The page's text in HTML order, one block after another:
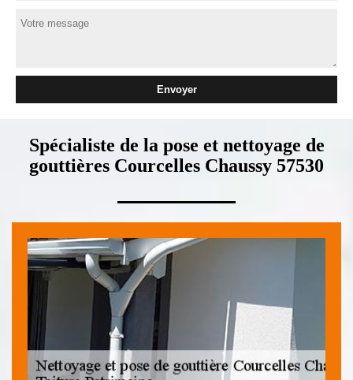
Spécialiste de la pose et nettoyage de
gouttières Courcelles Chaussy 57530